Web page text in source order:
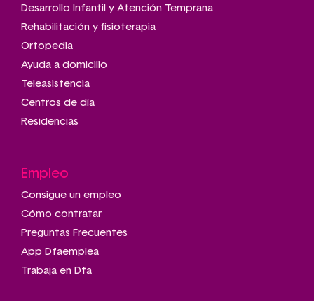
Desarrollo Infantil y Atención Temprana
Rehabilitación y fisioterapia
Ortopedia
Ayuda a domicilio
Teleasistencia
Centros de día
Residencias
Empleo
Consigue un empleo
Cómo contratar
Preguntas Frecuentes
App Dfaemplea
Trabaja en Dfa